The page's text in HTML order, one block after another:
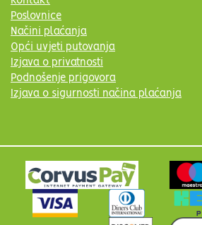
Poslovnice
Načini plaćanja
Opći uvjeti putovanja
Izjava o privatnosti
Podnošenje prigovora
Izjava o sigurnosti načina plaćanja